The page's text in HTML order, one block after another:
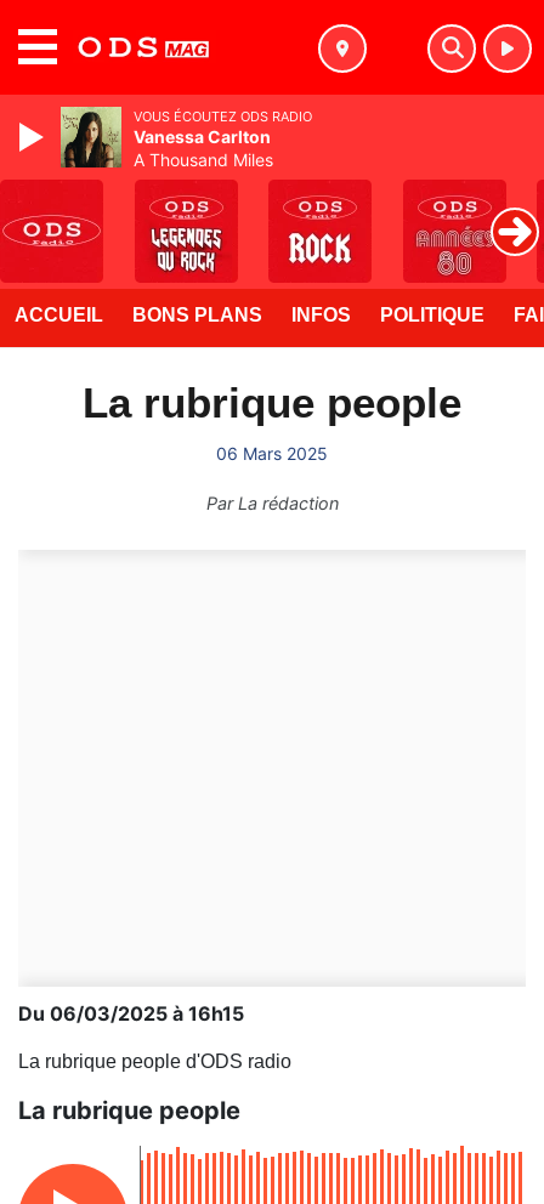
ACCUEIL BONS PLANS INFOS POLITIQUE
La rubrique people
06 Mars 2025
ParLa rédaction
Du 06/03/2025 à 16h15
La rubrique people d'ODS radio
La rubrique people
VOUS ÉCOUTEZ ODS RADIO
Vanessa Carlton
A Thousand Miles